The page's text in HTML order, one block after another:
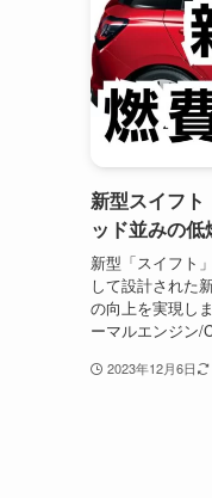
新型スイフ
ッド並みの低
新型「スイフト
して設計された
の向上を実現し
ーマルエンジン/
2023年12月6日